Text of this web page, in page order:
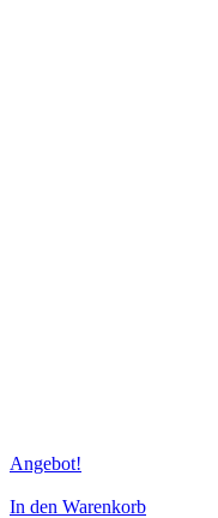
Angebot!
In den Warenkorb